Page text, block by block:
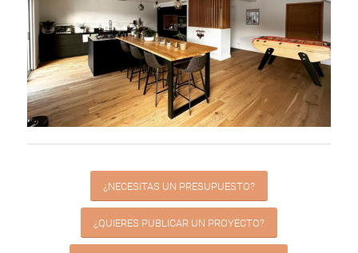
¿NECESITAS UN PRESUPUESTO?
¿QUIERES PUBLICAR UN PROYECTO?